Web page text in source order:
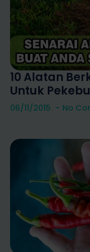
10 Alatan
Untuk
06/11/2015 No